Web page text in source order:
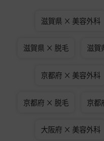
滋賀県 × 美容外科
滋賀県 × 脱毛 滋賀
京都府 × 美容外科
京都府 × 脱毛 京都
大阪府 × 美容外科